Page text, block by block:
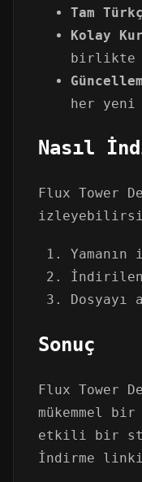
Tam
Kolay
birlikte
her yeni
Nasıl
Flux Tower
İndirilen
Sonuç
Flux Tower
mükemmel
etkili bir
İndirme